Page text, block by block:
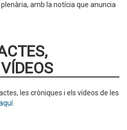
amb la notícia que anuncia
les cròniques i els vídeos de les
.